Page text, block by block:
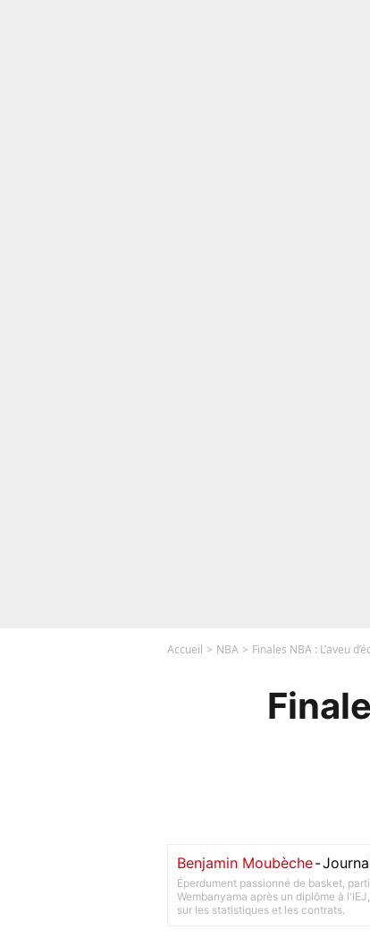
Accueil NBA Finales NBA : L’aveu
Benjamin Moubèche-
Éperdument passionné de basket,
Wembanyama après un diplôme à
sur les statistiques et les contrats.